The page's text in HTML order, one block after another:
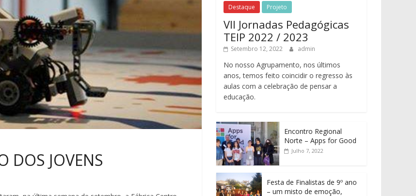
DOS JOVENS
Destaque Projeto
VII Jornadas Pedagógicas
TEIP 2022 / 2023
Setembro 12, 2022 admin
No nosso Agrupamento, nos últimos
anos, temos feito coincidir o regresso às
aulas com a celebração de pensar a
educação.
Encontro Regional
Norte – Apps for Good
Julho 7, 2022
Festa de Finalistas de 9º ano
– um misto de emoção,